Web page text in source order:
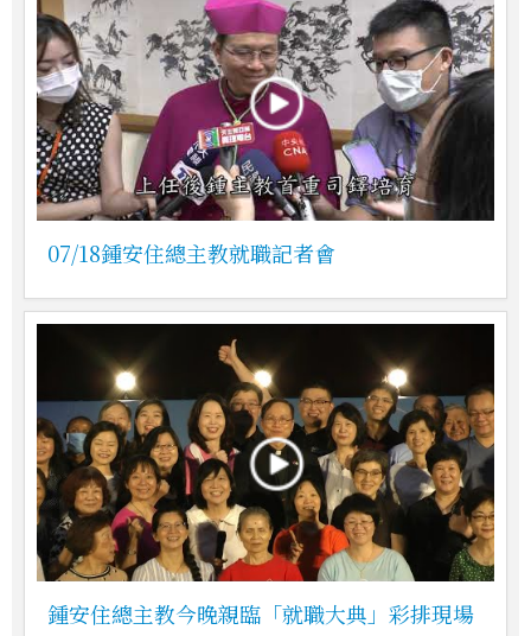
07/18鍾安住總主教就職記者會
鍾安住總主教今晚親臨「就職大典」彩排現場